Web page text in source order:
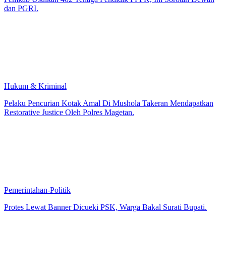
dan PGRI.
Hukum & Kriminal
Pelaku Pencurian Kotak Amal Di Mushola Takeran Mendapatkan
Restorative Justice Oleh Polres Magetan.
Pemerintahan-Politik
Protes Lewat Banner Dicueki PSK, Warga Bakal Surati Bupati.